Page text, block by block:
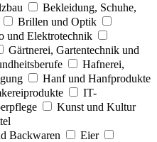
Bekleidung, Schuhe,
Brillen und Optik
und Elektrotechnik
Gärtnerei, Gartentechnik und
Hafnerei,
Hanf und Hanfprodukte
IT-
Kunst und Kultur
Backwaren
Eier